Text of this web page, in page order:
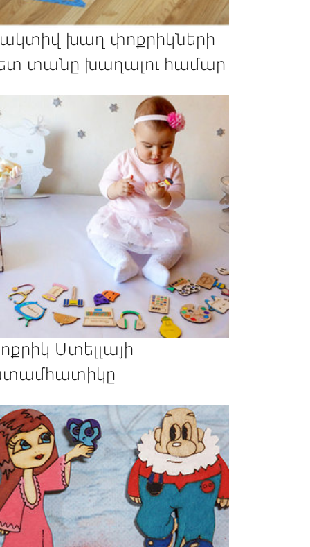
ակտիվ խաղ փոքրիկների
տանը խաղալու համար
Ստելլայի